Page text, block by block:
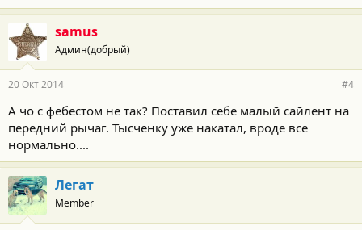
samus
Админ(добрый)
20 Окт 2014 #4
А чо с фебестом не так? Поставил себе малый сайлент на
передний рычаг. Тысченку уже накатал, вроде все
нормально....
Легат
Member